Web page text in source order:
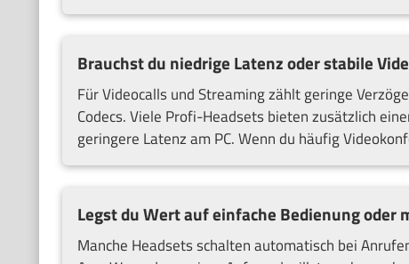
Brauchst du niedrige Latenz oder stabile
Für Videocalls und Streaming zählt geringe
Codecs. Viele Profi-Headsets bieten zusätzlich
geringere Latenz am PC. Wenn du häufig
Legst du Wert auf einfache Bedienung oder
Manche Headsets schalten automatisch bei